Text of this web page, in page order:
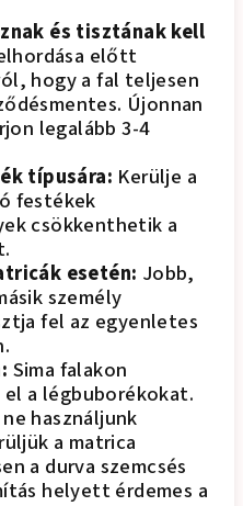
és tisztának kell
előtt
hogy a fal teljesen
Újonnan
legalább 3-4
típusára: Kerülje a
festékek
csökkenthetik a
esetén: Jobb,
személy
fel az egyenletes
Sima falakon
a légbuborékokat.
használjunk
a matrica
a durva szemcsés
helyett érdemes a